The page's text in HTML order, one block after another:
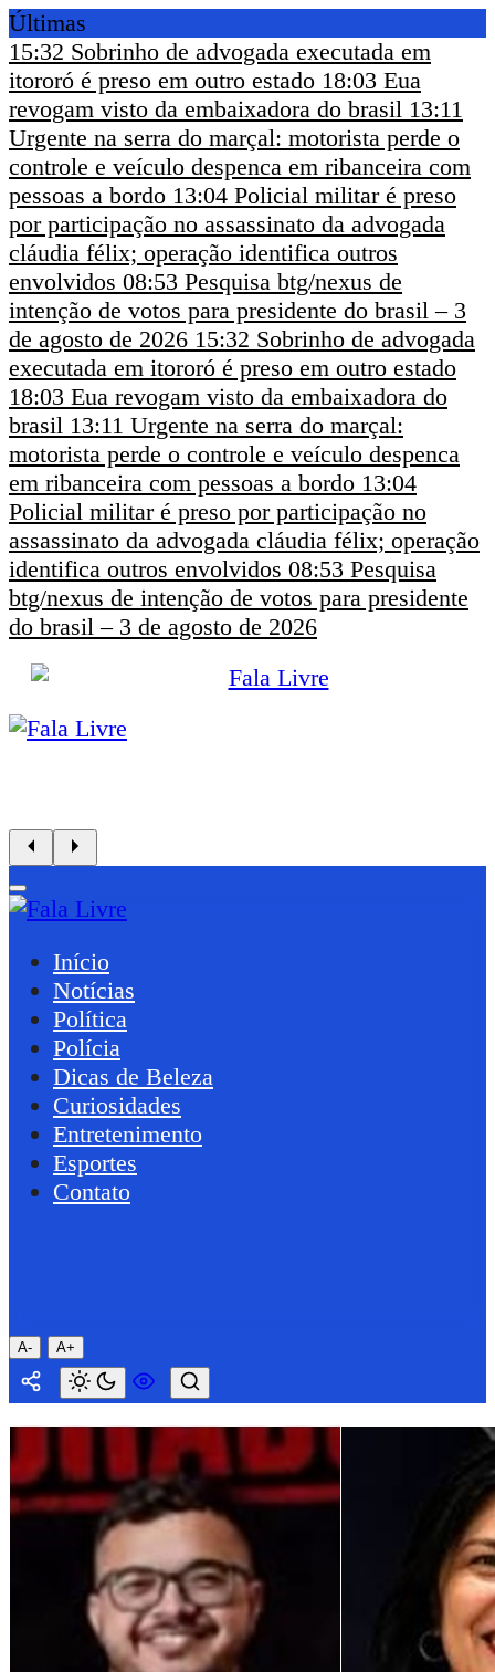
Últimas
15:32 Sobrinho de advogada executada em
itororó é preso em outro estado 18:03 Eua
revogam visto da embaixadora do brasil 13:11
Urgente na serra do marçal: motorista perde o
controle e veículo despenca em ribanceira com
pessoas a bordo 13:04 Policial militar é preso
por participação no assassinato da advogada
cláudia félix; operação identifica outros
envolvidos 08:53 Pesquisa btg/nexus de
intenção de votos para presidente do brasil – 3
de agosto de 2026 15:32 Sobrinho de advogada
executada em itororó é preso em outro estado
18:03 Eua revogam visto da embaixadora do
brasil 13:11 Urgente na serra do marçal:
motorista perde o controle e veículo despenca
em ribanceira com pessoas a bordo 13:04
Policial militar é preso por participação no
assassinato da advogada cláudia félix; operação
identifica outros envolvidos 08:53 Pesquisa
btg/nexus de intenção de votos para presidente
do brasil – 3 de agosto de 2026
Início
Notícias
Política
Polícia
Dicas de Beleza
Curiosidades
Entretenimento
Esportes
Contato
A- A+